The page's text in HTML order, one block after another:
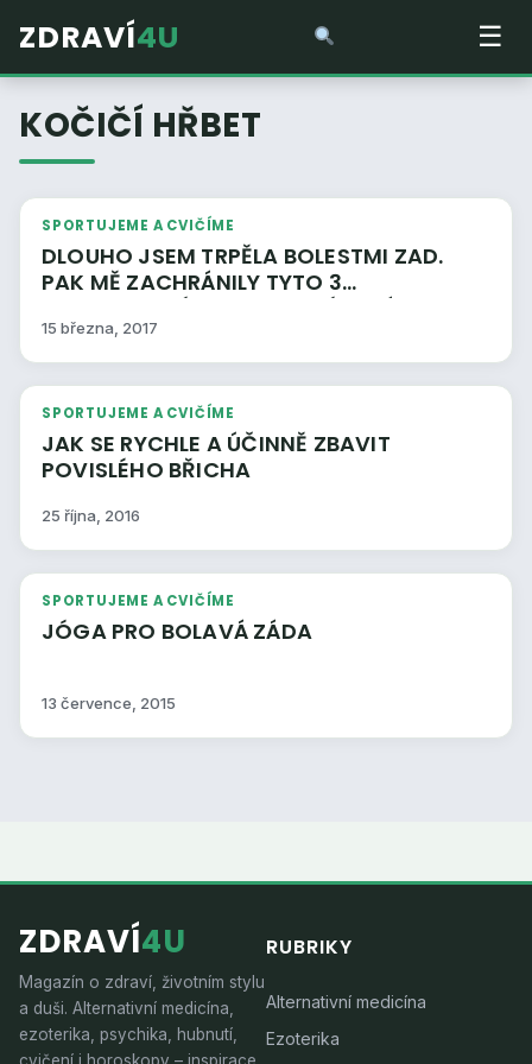
ZDRAVÍ4U ☰
KOČIČÍ HŘBET
SPORTUJEME A CVIČÍME
DLOUHO JSEM TRPĚLA BOLESTMI ZAD.
PAK MĚ ZACHRÁNILY TYTO 3
JEDNODUCHÉ CVIKY, KTERÉ ZVLÁDNE
KAŽDÝ
15 března, 2017
SPORTUJEME A CVIČÍME
JAK SE RYCHLE A ÚČINNĚ ZBAVIT
POVISLÉHO BŘICHA
25 října, 2016
SPORTUJEME A CVIČÍME
JÓGA PRO BOLAVÁ ZÁDA
13 července, 2015
ZDRAVÍ4U
Magazín o zdraví, životním stylu
a duši. Alternativní medicína,
ezoterika, psychika, hubnutí,
RUBRIKY
Alternativní medicína
Ezoterika